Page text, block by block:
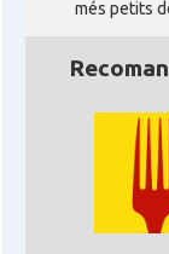
CAMON
CAMON
més petits